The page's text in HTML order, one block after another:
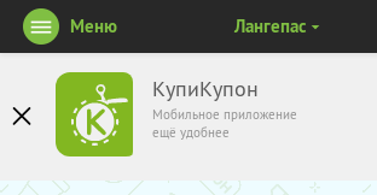
КупиКупон
Мобильное приложение
ещё удобнее
Меню Лангепас